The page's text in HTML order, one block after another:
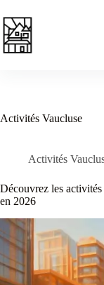
au
contenu
Activités Vaucluse
Activités
Découvrez les
en 2026